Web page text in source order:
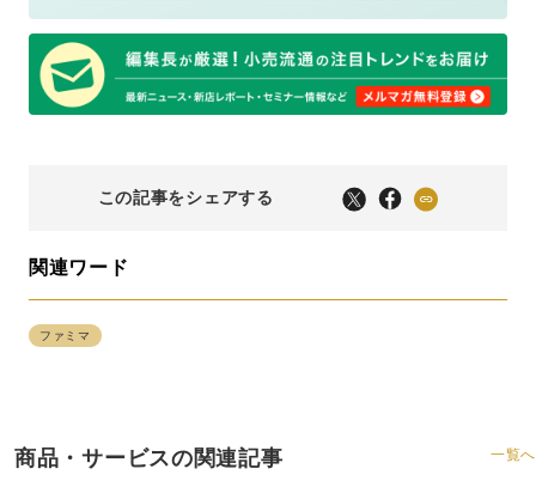
この記事をシェアする
関連ワード
ファミマ
商品・サービスの関連記事 一覧へ